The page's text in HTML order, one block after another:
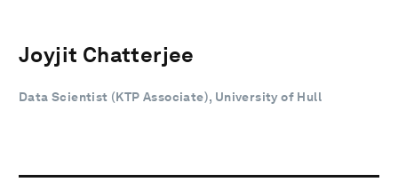
Joyjit Chatterjee
Data Scientist (KTP Associate), University of Hull